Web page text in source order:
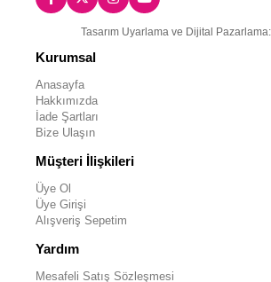
Tasarım Uyarlama ve Dijital Pazarlama:
Kurumsal
Anasayfa
Hakkımızda
İade Şartları
Bize Ulaşın
Müşteri İlişkileri
Üye Ol
Üye Girişi
Alışveriş Sepetim
Yardım
Mesafeli Satış Sözleşmesi